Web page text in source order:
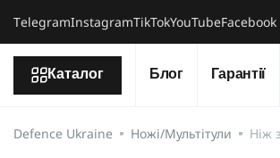
ТelegramInstagramTikTokYouTubeFacebook
Каталог Блог Гарантії
Defence Ukraine Ножі/Мультітули Ніж